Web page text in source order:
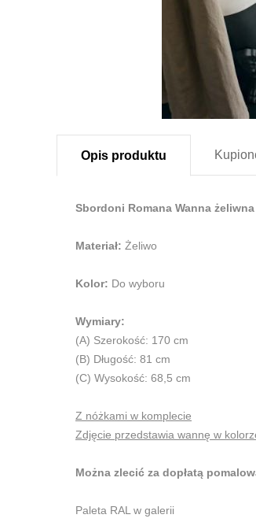
Opis produktu
Sbordoni Romana Wanna
Materiał: Żeliwo
Kolor: Do wyboru
Wymiary:
(A) Szerokość: 170 cm
(B) Długość: 81 cm
(C) Wysokość: 68,5 cm
Z nóżkami w komplecie
Zdjęcie przedstawia wannę w
Można zlecić za dopłatą
Paleta RAL w galerii